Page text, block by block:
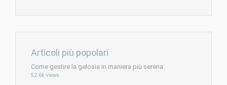
Articoli più popolari
Come gestire la gelosia in maniera più serena
52.6k views